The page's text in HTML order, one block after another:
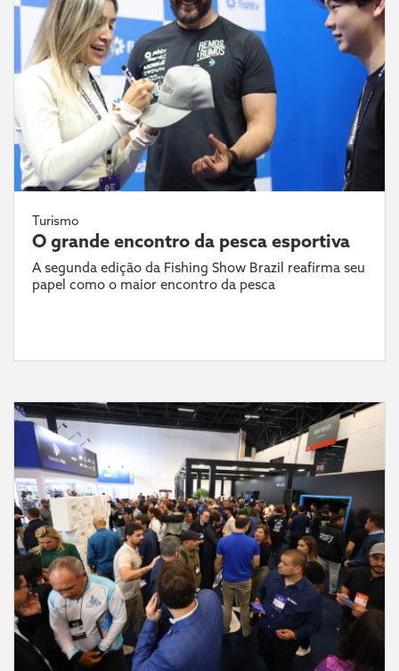
Turismo
O grande encontro da pesca esportiva
A segunda edição da Fishing Show Brazil reafirma seu
papel como o maior encontro da pesca